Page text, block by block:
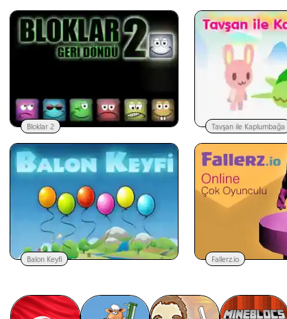
Bloklar 2 Tavşan ile Kaplumbağa
Balon Keyfi Fallerz.io